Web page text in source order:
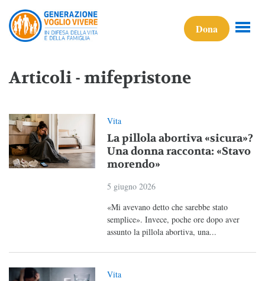
Dona
Articoli - mifepristone
Vita
La pillola abortiva «sicura»?
Una donna racconta: «Stavo
morendo»
5 giugno 2026
«Mi avevano detto che sarebbe stato
semplice». Invece, poche ore dopo aver
assunto la pillola abortiva, una...
Vita